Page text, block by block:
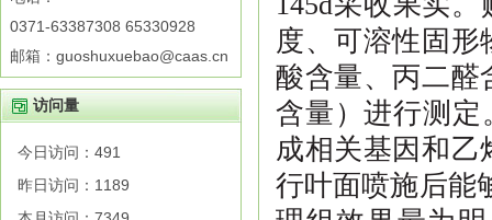
0371-63387308 65330928
邮箱：guoshuxuebao@caas.cn
访问量
今日访问： 491
昨日访问： 1189
度、可溶性固
酸含量、丙二醛
含量）进行测
成相关基因和
行叶面喷施后能